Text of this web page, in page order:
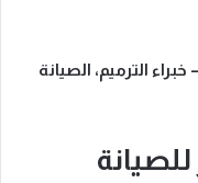
الترميم، الصيانة